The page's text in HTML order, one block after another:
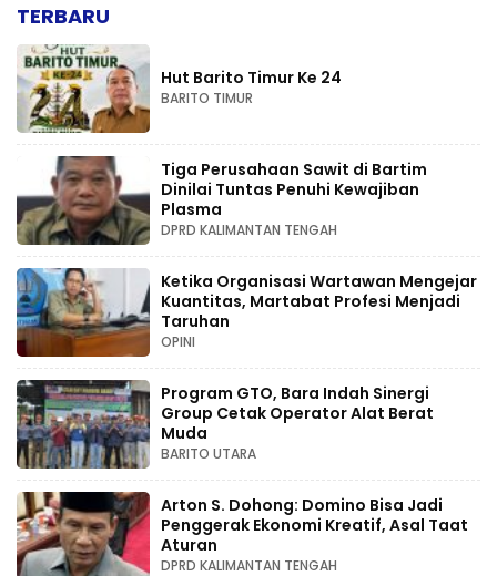
TERBARU
Hut Barito Timur Ke 24
BARITO TIMUR
Tiga Perusahaan Sawit di Bartim
Dinilai Tuntas Penuhi Kewajiban
Plasma
DPRD KALIMANTAN TENGAH
Ketika Organisasi Wartawan Mengejar
Kuantitas, Martabat Profesi Menjadi
Taruhan
OPINI
Program GTO, Bara Indah Sinergi
Group Cetak Operator Alat Berat
Muda
BARITO UTARA
Arton S. Dohong: Domino Bisa Jadi
Penggerak Ekonomi Kreatif, Asal Taat
Aturan
DPRD KALIMANTAN TENGAH